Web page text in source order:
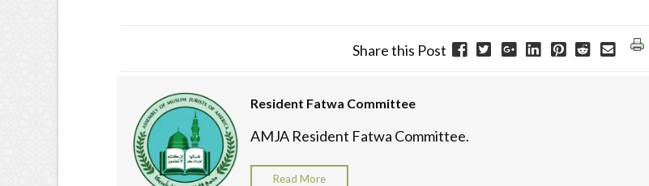
Share this Post
Resident Fatwa Committee
AMJA Resident Fatwa Committee.
Read More